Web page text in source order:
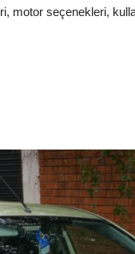
motor seçenekleri,